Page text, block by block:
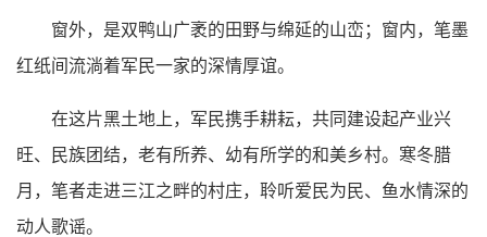
窗外，是双鸭山广袤的田野与绵延的山峦；窗内，笔墨
红纸间流淌着军民一家的深情厚谊。
在这片黑土地上，军民携手耕耘，共同建设起产业兴
旺、民族团结，老有所养、幼有所学的和美乡村。寒冬腊
月，笔者走进三江之畔的村庄，聆听爱民为民、鱼水情深的
动人歌谣。